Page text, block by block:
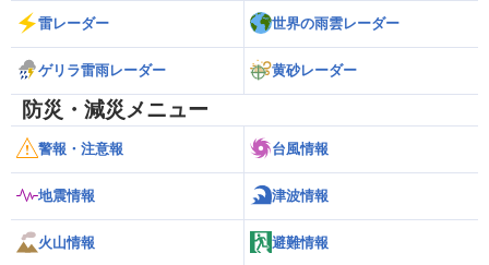
雷レーダー 世界の雨雲レーダー
ゲリラ雷雨レーダー 黄砂レーダー
防災・減災メニュー
警報・注意報 台風情報
地震情報 津波情報
火山情報 避難情報